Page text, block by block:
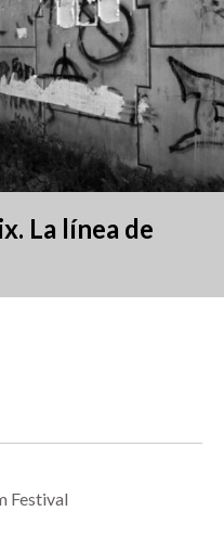
La línea de
Festival